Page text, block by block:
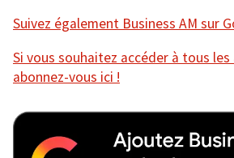
Suivez également Business AM sur
Si vous souhaitez accéder à tous
abonnez-vous ici !